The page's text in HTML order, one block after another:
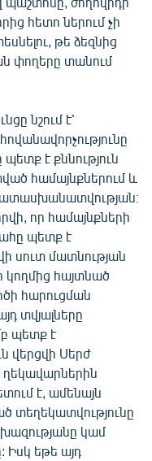
հետո ներում չի
թե ձեզնից
փողերը տանում
նշում է՝
է քննություն
համայնքներում և
որ համայնքների
պետք է
սուտ մատնության
կողմից հայտնած
հարուցման
տվյալները
պետք է
վերցվի Սերժ
ղեկավարներին
է, ամենայն
տեղեկատվությունը
կամ
Իսկ եթե այդ